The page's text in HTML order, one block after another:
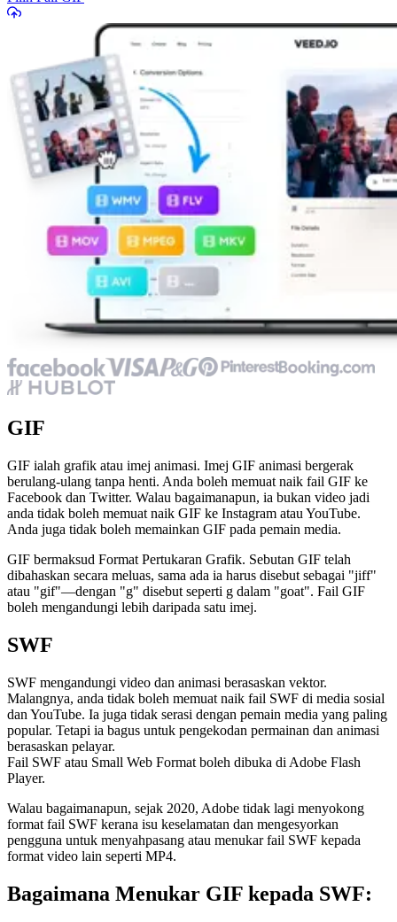
GIF
GIF ialah grafik atau imej animasi. Imej GIF animasi bergerak
berulang-ulang tanpa henti. Anda boleh memuat naik fail GIF ke
Facebook dan Twitter. Walau bagaimanapun, ia bukan video jadi
anda tidak boleh memuat naik GIF ke Instagram atau YouTube.
Anda juga tidak boleh memainkan GIF pada pemain media.
GIF bermaksud Format Pertukaran Grafik. Sebutan GIF telah
dibahaskan secara meluas, sama ada ia harus disebut sebagai "jiff"
atau "gif"—dengan "g" disebut seperti g dalam "goat". Fail GIF
boleh mengandungi lebih daripada satu imej.
SWF
SWF mengandungi video dan animasi berasaskan vektor.
Malangnya, anda tidak boleh memuat naik fail SWF di media sosial
dan YouTube. Ia juga tidak serasi dengan pemain media yang paling
popular. Tetapi ia bagus untuk pengekodan permainan dan animasi
berasaskan pelayar.
Fail SWF atau Small Web Format boleh dibuka di Adobe Flash
Player.
Walau bagaimanapun, sejak 2020, Adobe tidak lagi menyokong
format fail SWF kerana isu keselamatan dan mengesyorkan
pengguna untuk menyahpasang atau menukar fail SWF kepada
format video lain seperti MP4.
Bagaimana Menukar GIF kepada SWF: